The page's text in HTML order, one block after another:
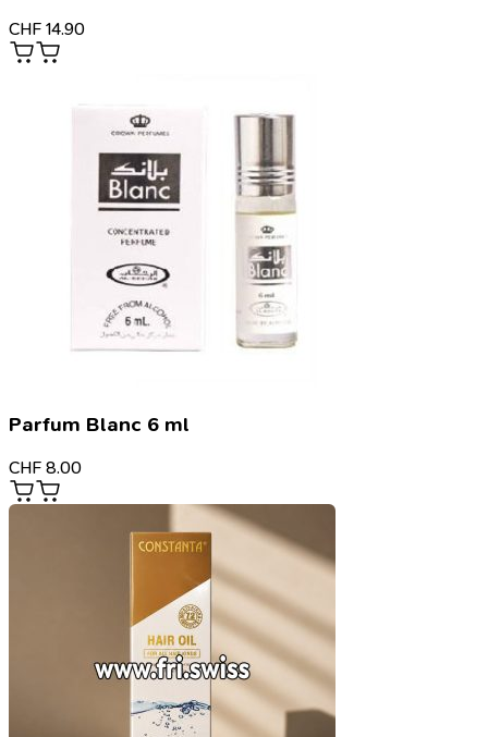
CHF 14.90
Parfum Blanc 6 ml
CHF 8.00